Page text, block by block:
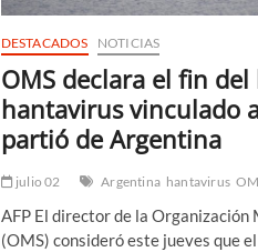
DESTACADOS NOTICIAS
OMS declara el fin
hantavirus vinculado
partió de Argentina
julio 02 Argentina hantavirus
AFP El director de la Organización
(OMS) consideró este jueves que